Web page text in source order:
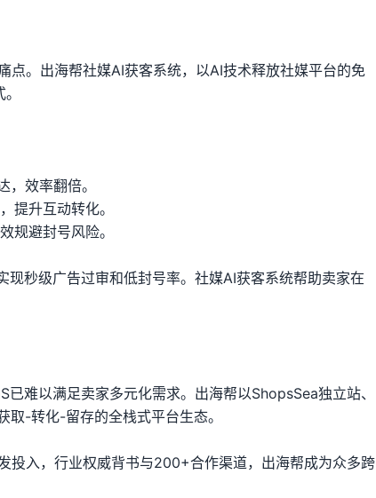
。出海帮社媒AI获客系统，以AI技术释放社媒平台的免
效率翻倍。
提升互动转化。
规避封号风险。
秒级广告过审和低封号率。社媒AI获客系统帮助卖家在
难以满足卖家多元化需求。出海帮以ShopsSea独立站、
取-转化-留存的全栈式平台生态。
入，行业权威背书与200+合作渠道，出海帮成为众多跨